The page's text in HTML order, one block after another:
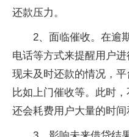
还款压力。
2、面临催收。在逾
电话等方式来提醒用户
现未及时还款的情况，
比如上门催收等。此时
还会耗费用户大量的时间